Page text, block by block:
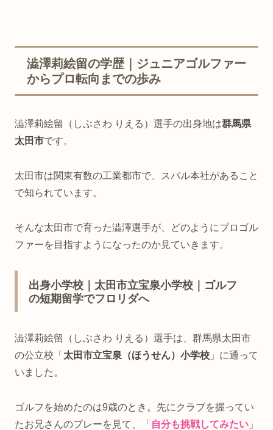
澁澤莉絵留の学歴｜ジュニアゴルファー
からプロ転向までの歩み
澁澤莉絵留（しぶさわ りえる）選手の出身地は群馬県
太田市です。
太田市は関東有数の工業都市で、スバル本社があること
で知られています。
そんな太田市で育った澁澤選手が、どのようにプロゴル
ファーを目指すようになったのか見ていきます。
出身小学校｜太田市立宝泉小学校｜ゴルフ
の短期留学でフロリダへ
澁澤莉絵留（しぶさわ りえる）選手は、群馬県太田市
の公立校「 太田市立宝泉（ほうせん）小学校 」に通って
いました。
ゴルフを始めたのは9歳のとき。先にクラブを握ってい
たお兄さんのプレーを見て、「 自分も挑戦してみたい 」